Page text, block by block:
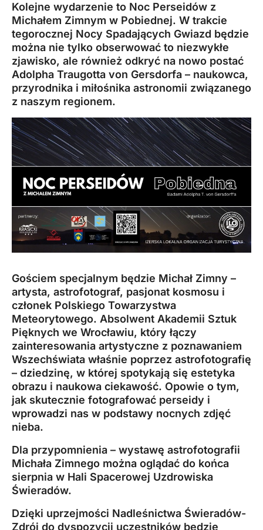
Kolejne wydarzenie to Noc Perseidów z
Michałem Zimnym w Pobiednej. W trakcie
tegorocznej Nocy Spadających Gwiazd będzie
można nie tylko obserwować to niezwykłe
zjawisko, ale również odkryć na nowo postać
Adolpha Traugotta von Gersdorfa – naukowca,
przyrodnika i miłośnika astronomii związanego
z naszym regionem.
Gościem specjalnym będzie Michał Zimny –
artysta, astrofotograf, pasjonat kosmosu i
członek Polskiego Towarzystwa
Meteorytowego. Absolwent Akademii Sztuk
Pięknych we Wrocławiu, który łączy
zainteresowania artystyczne z poznawaniem
Wszechświata właśnie poprzez astrofotografię
– dziedzinę, w której spotykają się estetyka
obrazu i naukowa ciekawość. Opowie o tym,
jak skutecznie fotografować perseidy i
wprowadzi nas w podstawy nocnych zdjęć
nieba.
Dla przypomnienia – wystawę astrofotografii
Michała Zimnego można oglądać do końca
sierpnia w Hali Spacerowej Uzdrowiska
Świeradów.
Dzięki uprzejmości Nadleśnictwa Świeradów-
Zdrój do dyspozycji uczestników będzie